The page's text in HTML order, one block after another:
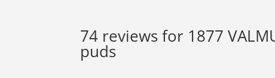
74 reviews for 1877
puds